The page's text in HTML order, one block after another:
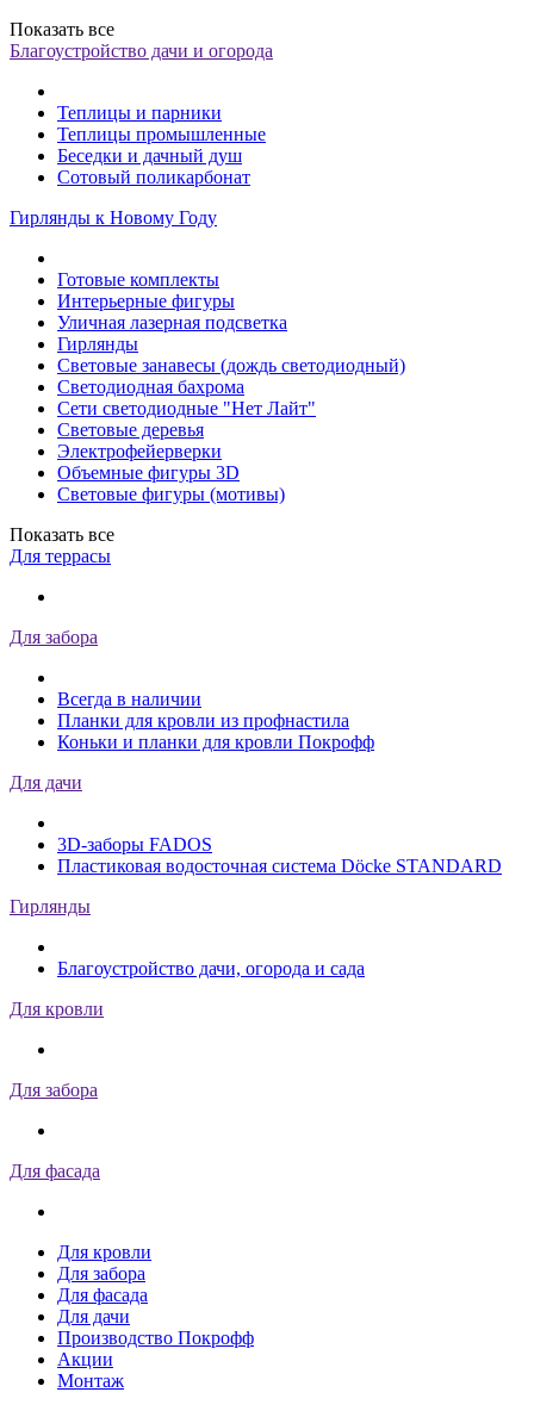
Показать все
Благоустройство дачи и огорода
Теплицы и парники
Теплицы промышленные
Беседки и дачный душ
Сотовый поликарбонат
Гирлянды к Новому Году
Готовые комплекты
Интерьерные фигуры
Уличная лазерная подсветка
Гирлянды
Световые занавесы (дождь светодиодный)
Светодиодная бахрома
Сети светодиодные "Нет Лайт"
Световые деревья
Электрофейерверки
Объемные фигуры 3D
Световые фигуры (мотивы)
Показать все
Для террасы
Для забора
Всегда в наличии
Планки для кровли из профнастила
Коньки и планки для кровли Покрофф
Для дачи
3D-заборы FADOS
Пластиковая водосточная система Döcke STANDARD
Гирлянды
Благоустройство дачи, огорода и сада
Для кровли
Для забора
Для фасада
Для кровли
Для забора
Для фасада
Для дачи
Производство Покрофф
Акции
Монтаж